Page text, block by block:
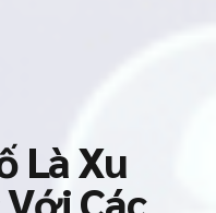
Là Xu
Các